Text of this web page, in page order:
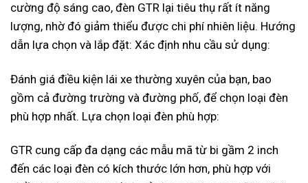
cường độ sáng cao, đèn GTR lại tiêu thụ rất ít năng
lượng, nhờ đó giảm thiểu được chi phí nhiên liệu. Hướng
dẫn lựa chọn và lắp đặt: Xác định nhu cầu sử dụng:
Đánh giá điều kiện lái xe thường xuyên của bạn, bao
gồm cả đường trường và đường phố, để chọn loại đèn
phù hợp nhất. Lựa chọn loại đèn phù hợp:
GTR cung cấp đa dạng các mẫu mã từ bi gầm 2 inch
đến các loại đèn có kích thước lớn hơn, phù hợp với